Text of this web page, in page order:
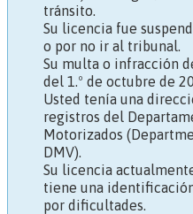
tránsito.
Su licencia fue
o por no ir al tribunal.
Su multa o infracción
del 1.º de octubre de
Usted tenía una
registros del
Motorizados
DMV).
Su licencia
tiene una
por dificultades.